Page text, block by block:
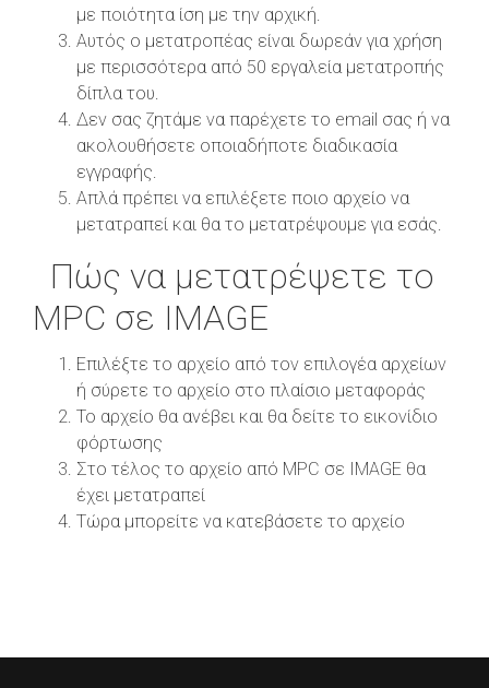
με ποιότητα ίση με την αρχική.
Αυτός ο μετατροπέας είναι δωρεάν για χρήση
με περισσότερα από 50 εργαλεία μετατροπής
δίπλα του.
Δεν σας ζητάμε να παρέχετε το email σας ή να
ακολουθήσετε οποιαδήποτε διαδικασία
εγγραφής.
Απλά πρέπει να επιλέξετε ποιο αρχείο να
μετατραπεί και θα το μετατρέψουμε για εσάς.
Πώς να μετατρέψετε το
MPC σε IMAGE
Επιλέξτε το αρχείο από τον επιλογέα αρχείων
ή σύρετε το αρχείο στο πλαίσιο μεταφοράς
Το αρχείο θα ανέβει και θα δείτε το εικονίδιο
φόρτωσης
Στο τέλος το αρχείο από MPC σε IMAGE θα
έχει μετατραπεί
Τώρα μπορείτε να κατεβάσετε το αρχείο